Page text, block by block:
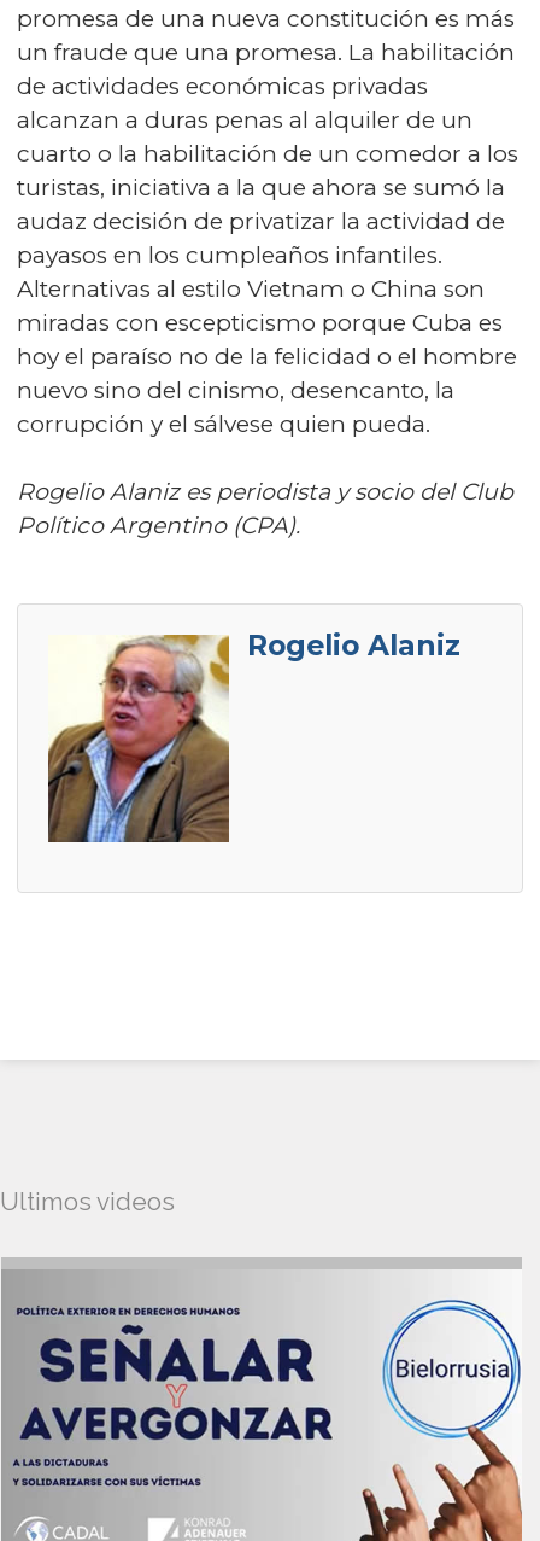
promesa de una nueva constitución es más
un fraude que una promesa. La habilitación
de actividades económicas privadas
alcanzan a duras penas al alquiler de un
cuarto o la habilitación de un comedor a los
turistas, iniciativa a la que ahora se sumó la
audaz decisión de privatizar la actividad de
payasos en los cumpleaños infantiles.
Alternativas al estilo Vietnam o China son
miradas con escepticismo porque Cuba es
hoy el paraíso no de la felicidad o el hombre
nuevo sino del cinismo, desencanto, la
corrupción y el sálvese quien pueda.
Rogelio Alaniz es periodista y socio del Club
Político Argentino (CPA).
Rogelio Alaniz
Ultimos videos